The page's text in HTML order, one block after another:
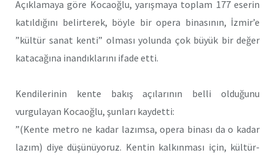
Açıklamaya göre Kocaoğlu, yarışmaya toplam 177 eserin
katıldığını belirterek, böyle bir opera binasının, İzmir’e
”kültür sanat kenti” olması yolunda çok büyük bir değer
katacağına inandıklarını ifade etti.
Kendilerinin kente bakış açılarının belli olduğunu
vurgulayan Kocaoğlu, şunları kaydetti:
”(Kente metro ne kadar lazımsa, opera binası da o kadar
lazım) diye düşünüyoruz. Kentin kalkınması için, kültür-